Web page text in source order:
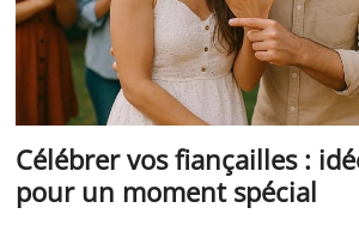
Célébrer vos fiançailles :
pour un moment spécial